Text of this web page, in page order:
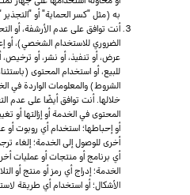
به (مثل "كسر الحماية" أو
أنت توافق على عدم الأرشفة، أو
الضروري للاستخدام الشخصي)، أو
عرض، أو تنفيذ، أو نشر، أو
للبيع، أو استخدام المحتوى
الشروط) والمعلومات الواردة في
خلالها. أنت توافق أيضًا على عدم
المحتوى في الخدمة أو إزالتها أو
أو إحباطها؛ استخدام أي روبوت أو
أخرى للوصول إلى الخدمة؛ إلغاء
أي برنامج أو منتجات أو عمليات
الخدمة؛ إدراج أي رمز أو منتج أو
الأشكال؛ أو استخدام أي طريقة